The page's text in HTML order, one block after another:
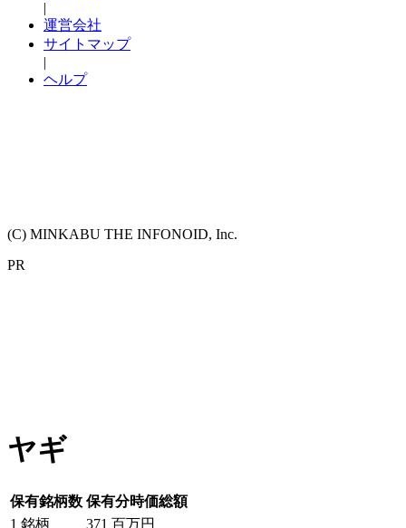
|
運営会社
サイトマップ
|
ヘルプ
(C) MINKABU THE INFONOID, Inc.
PR
ヤギ
保有銘柄数 保有分時価総額
1 銘柄 371 百万円